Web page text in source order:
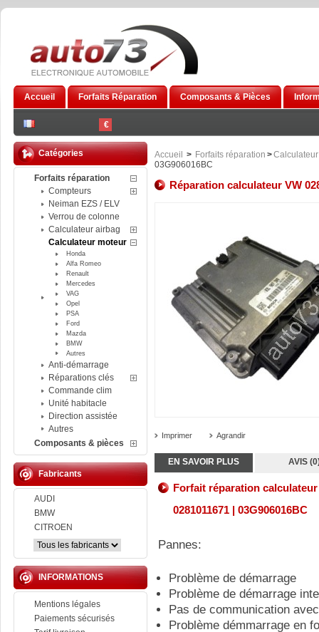
€
Accueil Forfaits Réparation Composants & Pièces
Catégories
Forfaits réparation
Compteurs
Neiman EZS / ELV
Verrou de colonne
Calculateur airbag
Calculateur moteur
Honda
Alfa Romeo
Renault
Mercedes
VAG
Opel
PSA
Ford
Mazda
BMW
Autres
Anti-démarrage
Réparations clés
Commande clim
Unité habitacle
Direction assistée
Autres
Composants & pièces
Fabricants
AUDI
BMW
CITROEN
INFORMATIONS
Mentions légales
Paiements sécurisés
Accueil > Forfaits réparation >
03G906016BC
Réparation calculateur VW
Imprimer Agrandir
EN SAVOIR PLUS AVIS
Forfait réparation
0281011671 | 03G906016BC
Pannes:
Problème de démarrage
Problème de démarrage
Pas de communication
Problème démmarrage en